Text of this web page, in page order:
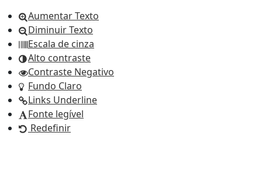
Aumentar Texto
Diminuir Texto
Escala de cinza
Alto contraste
Contraste Negativo
Fundo Claro
Links Underline
Fonte legível
Redefinir